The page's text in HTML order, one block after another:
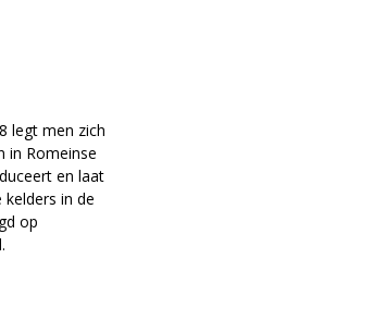
legt men zich
in Romeinse
en laat
in de
op